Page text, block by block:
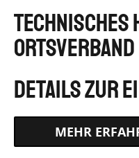
Ortsverband